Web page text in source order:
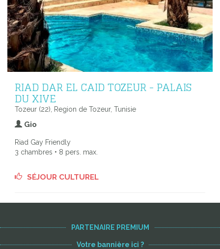
RIAD DAR EL CAID TOZEUR - PALAIS
DU XIVE
Tozeur (22), Region de Tozeur, Tunisie
Gio
Riad Gay Friendly
3 chambres • 8 pers. max.
SÉJOUR CULTUREL
PARTENAIRE PREMIUM
Votre bannière ici ?